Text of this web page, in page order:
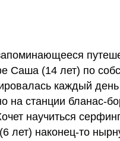
Саша (14 лет) по
каждый
на станции бланас-
научиться
лет) наконец-то